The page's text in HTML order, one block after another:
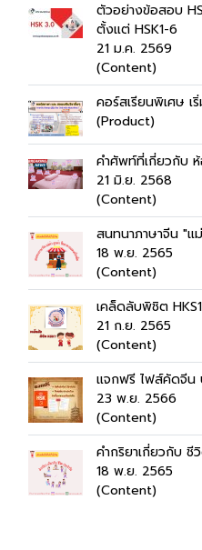
ตัวอย่างข้อสอบ
ตั้งแต่ HSK1-6
21 ม.ค. 2569
(Content)
คอร์สเรียนพิเศษ
(Product)
คำศัพท์ที่เกี่ยวกับ
21 มิ.ย. 2568
(Content)
สนทนาภาษาจีน "แ
18 พ.ย. 2565
(Content)
เคล็ดลับพิชิต
21 ก.ย. 2565
(Content)
แจกฟรี ไฟส์คัดจีน
23 พ.ย. 2566
(Content)
คำกริยาเกี่ยวกับ ชี
18 พ.ย. 2565
(Content)